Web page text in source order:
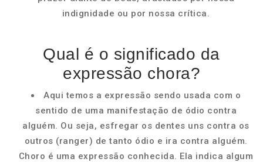
indignidade ou por nossa crítica.
Qual é o significado da
expressão chora?
Aqui temos a expressão sendo usada com o
sentido de uma manifestação de ódio contra
alguém. Ou seja, esfregar os dentes uns contra os
outros (ranger) de tanto ódio e ira contra alguém.
Choro é uma expressão conhecida. Ela indica algum